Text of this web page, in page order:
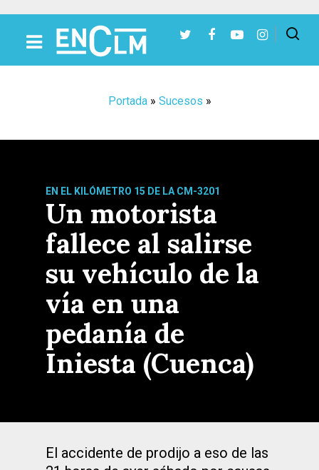
Portada» Sucesos »
EN EL KILÓMETRO 15 DE LA CM-3201
Un motorista
fallece al salirse
su vehículo de la
vía en una
pedanía de
Iniesta (Cuenca)
El accidente de prodijo a eso de las